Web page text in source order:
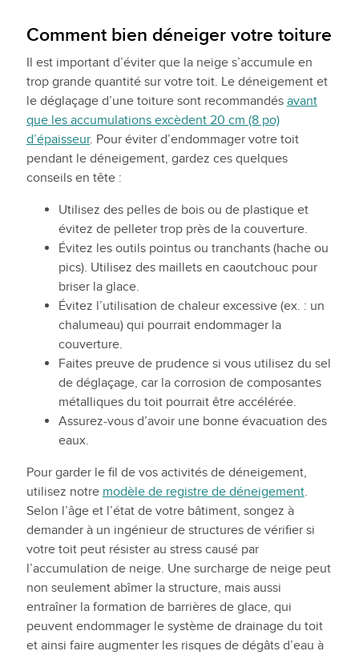
Comment bien déneiger votre toiture
Il est important d’éviter que la neige s’accumule en
trop grande quantité sur votre toit. Le déneigement et
le déglaçage d’une toiture sont recommandés avant
que les accumulations excèdent 20 cm (8 po)
d’épaisseur. Pour éviter d’endommager votre toit
pendant le déneigement, gardez ces quelques
conseils en tête :
Utilisez des pelles de bois ou de plastique et
évitez de pelleter trop près de la couverture.
Évitez les outils pointus ou tranchants (hache ou
pics). Utilisez des maillets en caoutchouc pour
briser la glace.
Évitez l’utilisation de chaleur excessive (ex. : un
chalumeau) qui pourrait endommager la
couverture.
Faites preuve de prudence si vous utilisez du sel
de déglaçage, car la corrosion de composantes
métalliques du toit pourrait être accélérée.
Assurez-vous d’avoir une bonne évacuation des
eaux.
Pour garder le fil de vos activités de déneigement,
utilisez notre modèle de registre de déneigement.
Selon l’âge et l’état de votre bâtiment, songez à
demander à un ingénieur de structures de vérifier si
votre toit peut résister au stress causé par
l’accumulation de neige. Une surcharge de neige peut
non seulement abîmer la structure, mais aussi
entraîner la formation de barrières de glace, qui
peuvent endommager le système de drainage du toit
et ainsi faire augmenter les risques de dégâts d’eau à